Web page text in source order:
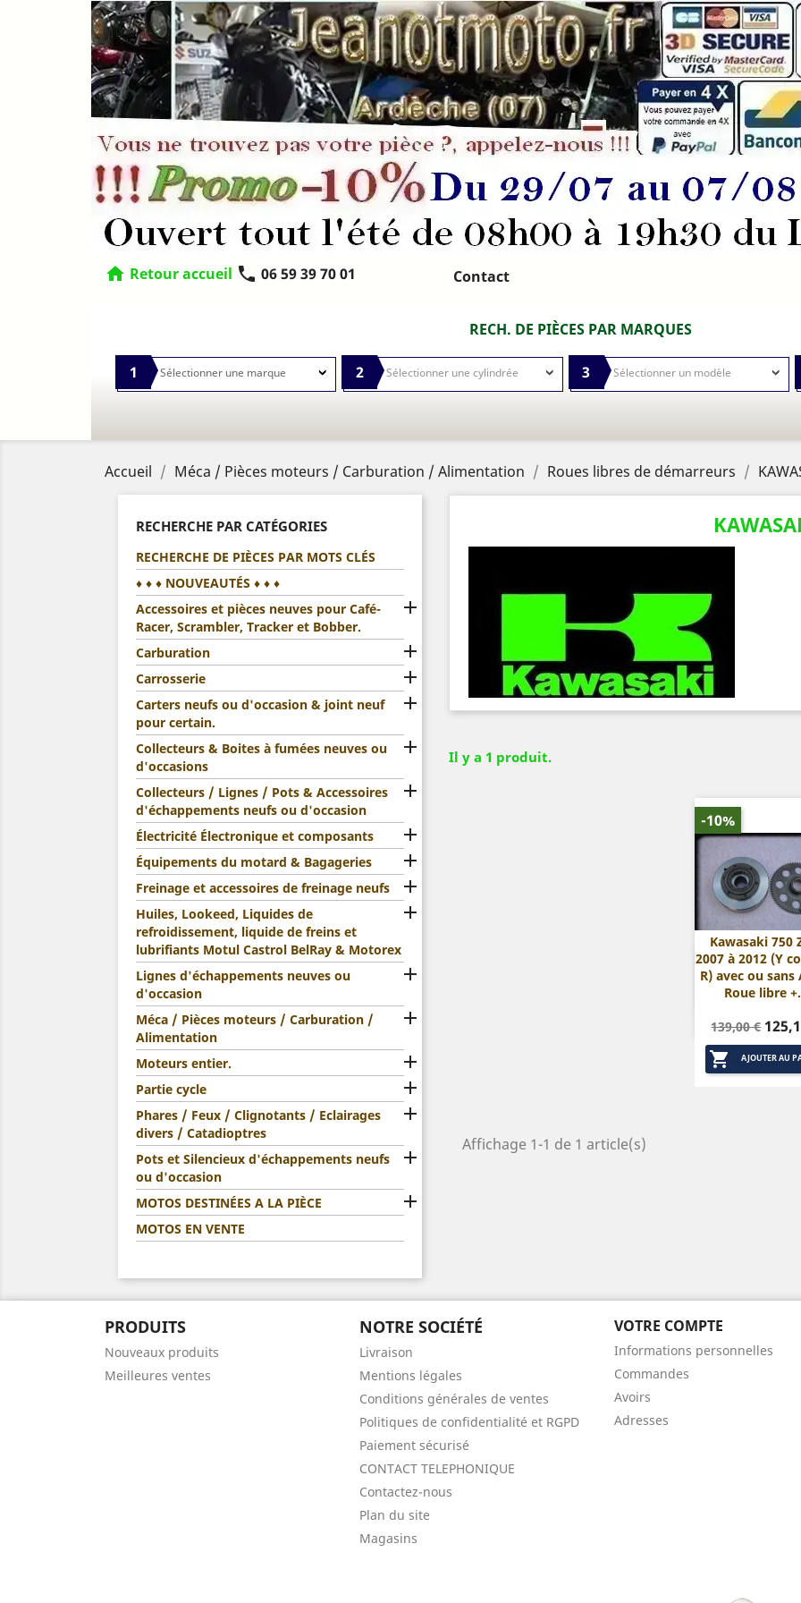
home Retour accueil phone 06 59 39 70 01 Contact
RECH. DE PIÈCES PAR MARQUES
1 2 3
Accueil Méca / Pièces moteurs / Carburation / Alimentation Roues libres de démarreurs
RECHERCHE PAR CATÉGORIES
RECHERCHE DE PIÈCES PAR MOTS CLÉS
♦ ♦ ♦ NOUVEAUTÉS ♦ ♦ ♦
Accessoires et pièces neuves pour Café-
Racer, Scrambler, Tracker et Bobber.

Carburation 
Carrosserie 
Carters neufs ou d'occasion & joint neuf
pour certain.

Collecteurs & Boites à fumées neuves ou
d'occasions

Collecteurs / Lignes / Pots & Accessoires
d'échappements neufs ou d'occasion

Électricité Électronique et composants 
Équipements du motard & Bagageries 
Freinage et accessoires de freinage neufs 
Huiles, Lookeed, Liquides de
refroidissement, liquide de freins et
lubrifiants Motul Castrol BelRay & Motorex

Lignes d'échappements neuves ou
d'occasion

Méca / Pièces moteurs / Carburation /
Alimentation

Moteurs entier. 
Partie cycle 
Phares / Feux / Clignotants / Eclairages
divers / Catadioptres

Pots et Silencieux d'échappements neufs
ou d'occasion

MOTOS DESTINÉES A LA PIÈCE 
MOTOS EN VENTE
Il y a 1 produit.
Kawasaki 750
2007 à 2012 (Y
R) avec ou sans
Roue libre
Prix
de
base
139,00 € Prix
 AJOUTER AU
-10%
Aperçu
Affichage 1-1 de 1 article(s)
PRODUITS
Nouveaux produits
Meilleures ventes
NOTRE SOCIÉTÉ
Livraison
Mentions légales
Conditions générales de ventes
Politiques de confidentialité et RGPD
Paiement sécurisé
CONTACT TELEPHONIQUE
Contactez-nous
Plan du site
Magasins
VOTRE COMPTE
Informations personnelles
Commandes
Avoirs
Adresses